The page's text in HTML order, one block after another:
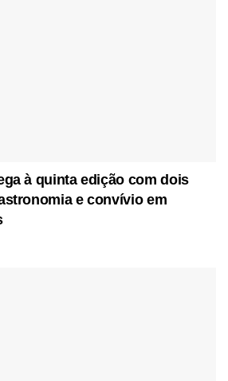
à quinta edição com dois
e convívio em